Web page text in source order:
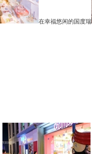
在幸福悠闲的国度瑞